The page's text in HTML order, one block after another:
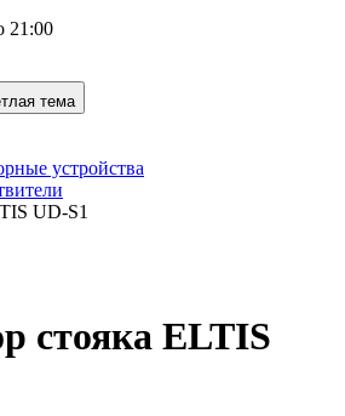
21:00
тема
устройства
UD-S1
стояка ELTIS